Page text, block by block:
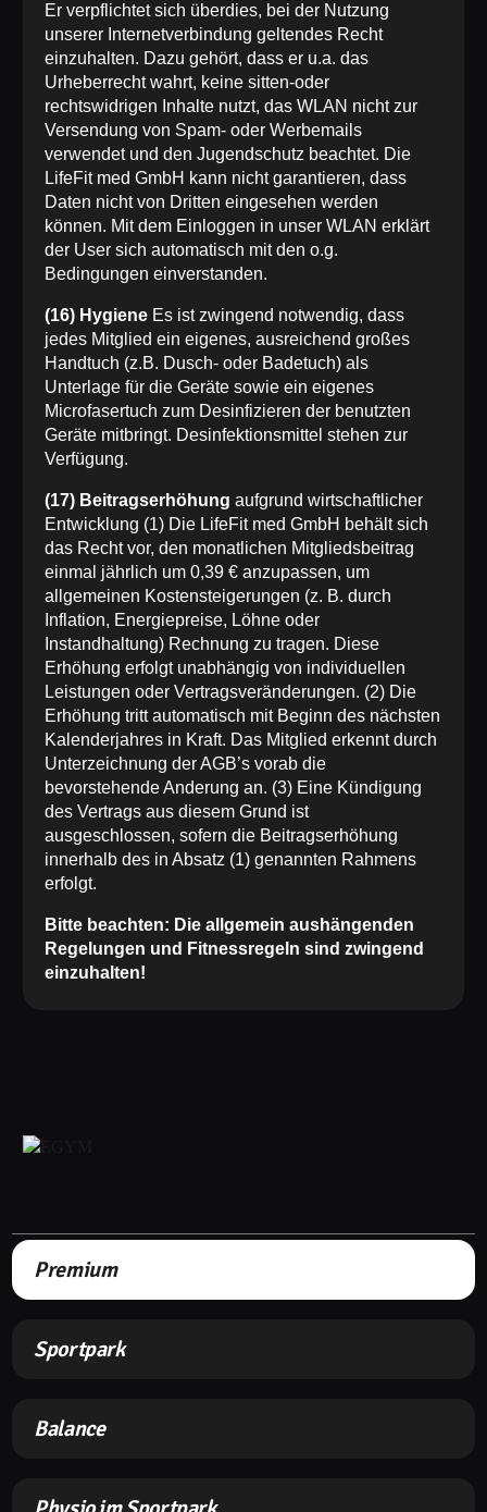
Er verpflichtet sich überdies, bei der Nutzung
unserer Internetverbindung geltendes Recht
einzuhalten. Dazu gehört, dass er u.a. das
Urheberrecht wahrt, keine sitten-oder
rechtswidrigen Inhalte nutzt, das WLAN nicht zur
Versendung von Spam- oder Werbemails
verwendet und den Jugendschutz beachtet. Die
LifeFit med GmbH kann nicht garantieren, dass
Daten nicht von Dritten eingesehen werden
können. Mit dem Einloggen in unser WLAN erklärt
der User sich automatisch mit den o.g.
Bedingungen einverstanden.
(16) HygieneEs ist zwingend notwendig, dass
jedes Mitglied ein eigenes, ausreichend großes
Handtuch (z.B. Dusch- oder Badetuch) als
Unterlage für die Geräte sowie ein eigenes
Microfasertuch zum Desinfizieren der benutzten
Geräte mitbringt. Desinfektionsmittel stehen zur
Verfügung.
(17) Beitragserhöhung aufgrund wirtschaftlicher
Entwicklung (1) Die LifeFit med GmbH behält sich
das Recht vor, den monatlichen Mitgliedsbeitrag
einmal jährlich um 0,39 € anzupassen, um
allgemeinen Kostensteigerungen (z. B. durch
Inflation, Energiepreise, Löhne oder
Instandhaltung) Rechnung zu tragen. Diese
Erhöhung erfolgt unabhängig von individuellen
Leistungen oder Vertragsveränderungen. (2) Die
Erhöhung tritt automatisch mit Beginn des nächsten
Kalenderjahres in Kraft. Das Mitglied erkennt durch
Unterzeichnung der AGB’s vorab die
bevorstehende Anderung an. (3) Eine Kündigung
des Vertrags aus diesem Grund ist
ausgeschlossen, sofern die Beitragserhöhung
innerhalb des in Absatz (1) genannten Rahmens
erfolgt.
Bitte beachten: Die allgemein aushängenden
Regelungen und Fitnessregeln sind zwingend
einzuhalten!
Premium
Sportpark
Balance